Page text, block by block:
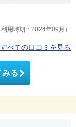
利用時期：2024年09月
すべての口コミを見る
る